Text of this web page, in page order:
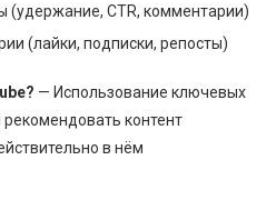
(удержание, CTR, комментарии)
(лайки, подписки, репосты)
— Использование ключевых
контент
в нём